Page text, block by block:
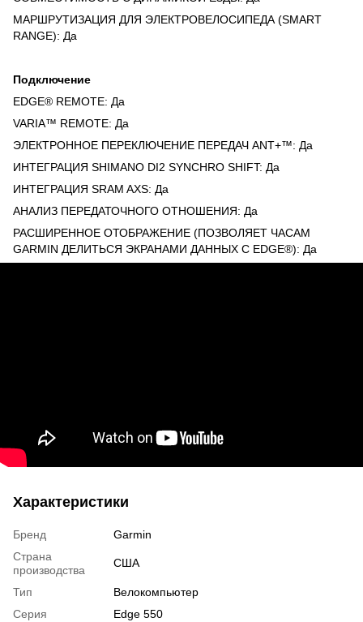
МАРШРУТИЗАЦИЯ ДЛЯ ЭЛЕКТРОВЕЛОСИПЕДА (SMART
RANGE): Да
Подключение
EDGE® REMOTE: Да
VARIA™ REMOTE: Да
ЭЛЕКТРОННОЕ ПЕРЕКЛЮЧЕНИЕ ПЕРЕДАЧ ANT+™: Да
ИНТЕГРАЦИЯ SHIMANO DI2 SYNCHRO SHIFT: Да
ИНТЕГРАЦИЯ SRAM AXS: Да
АНАЛИЗ ПЕРЕДАТОЧНОГО ОТНОШЕНИЯ: Да
РАСШИРЕННОЕ ОТОБРАЖЕНИЕ (ПОЗВОЛЯЕТ ЧАСАМ
GARMIN ДЕЛИТЬСЯ ЭКРАНАМИ ДАННЫХ С EDGE®): Да
Характеристики
Бренд
Garmin
Страна
производства
США
Тип
Велокомпьютер
Серия
Edge 550